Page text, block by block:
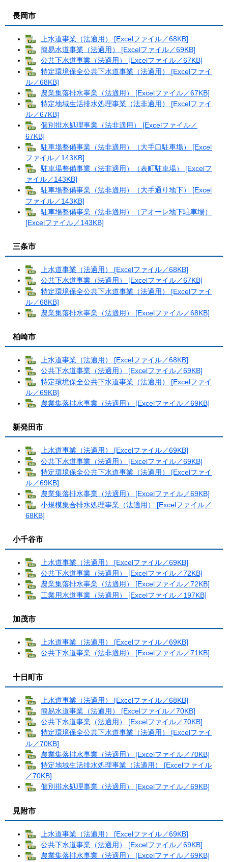
長岡市
上水道事業（法適用） [Excelファイル／68KB]
簡易水道事業（法適用） [Excelファイル／69KB]
公共下水道事業（法適用） [Excelファイル／67KB]
特定環境保全公共下水道事業（法適用） [Excelファイ
ル／68KB]
農業集落排水事業（法適用） [Excelファイル／67KB]
特定地域生活排水処理事業（法非適用） [Excelファイ
ル／67KB]
個別排水処理事業（法非適用） [Excelファイル／
67KB]
駐車場整備事業（法非適用）（大手口駐車場） [Excel
ファイル／143KB]
駐車場整備事業（法非適用）（表町駐車場） [Excelフ
ァイル／143KB]
駐車場整備事業（法非適用）（大手通り地下） [Excel
ファイル／143KB]
駐車場整備事業（法非適用）（アオーレ地下駐車場）
[Excelファイル／143KB]
三条市
上水道事業（法適用） [Excelファイル／68KB]
公共下水道事業（法適用） [Excelファイル／67KB]
特定環境保全公共下水道事業（法適用） [Excelファイ
ル／68KB]
農業集落排水事業（法適用） [Excelファイル／68KB]
柏崎市
上水道事業（法適用） [Excelファイル／68KB]
公共下水道事業（法適用） [Excelファイル／69KB]
特定環境保全公共下水道事業（法適用） [Excelファイ
ル／69KB]
農業集落排水事業（法適用） [Excelファイル／69KB]
新発田市
上水道事業（法適用） [Excelファイル／69KB]
公共下水道事業（法適用） [Excelファイル／69KB]
特定環境保全公共下水道事業（法適用） [Excelファイ
ル／69KB]
農業集落排水事業（法適用） [Excelファイル／69KB]
小規模集合排水処理事業（法適用） [Excelファイル／
68KB]
小千谷市
上水道事業（法適用） [Excelファイル／69KB]
公共下水道事業（法適用） [Excelファイル／72KB]
農業集落排水事業（法適用） [Excelファイル／72KB]
工業用水道事業（法適用） [Excelファイル／197KB]
加茂市
上水道事業（法適用） [Excelファイル／69KB]
公共下水道事業（法非適用） [Excelファイル／71KB]
十日町市
上水道事業（法適用） [Excelファイル／68KB]
簡易水道事業（法適用） [Excelファイル／70KB]
公共下水道事業（法適用） [Excelファイル／70KB]
特定環境保全公共下水道事業（法適用） [Excelファイ
ル／70KB]
農業集落排水事業（法適用） [Excelファイル／70KB]
特定地域生活排水処理事業（法適用） [Excelファイル
／70KB]
個別排水処理事業（法適用） [Excelファイル／69KB]
見附市
上水道事業（法適用） [Excelファイル／69KB]
公共下水道事業（法適用） [Excelファイル／69KB]
農業集落排水事業（法適用） [Excelファイル／69KB]